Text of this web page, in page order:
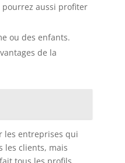
pourrez aussi profiter
ou des enfants.
de la
les entreprises qui
les clients, mais